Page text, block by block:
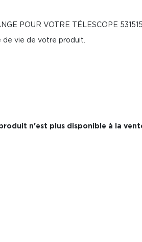
POUR VOTRE TÉLESCOPE
de vie de votre produit.
n'est plus disponible à la